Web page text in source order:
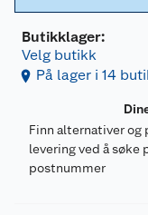
Butikklager:
Velg butikk
På lager i 14
Finn alternativer og
levering ved å søke
postnummer